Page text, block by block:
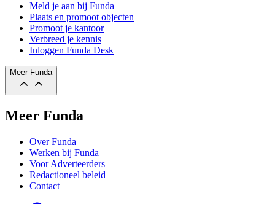
Meld je aan bij Funda
Plaats en promoot objecten
Promoot je kantoor
Verbreed je kennis
Inloggen Funda Desk
Meer Funda
Meer Funda
Over Funda
Werken bij Funda
Voor Adverteerders
Redactioneel beleid
Contact